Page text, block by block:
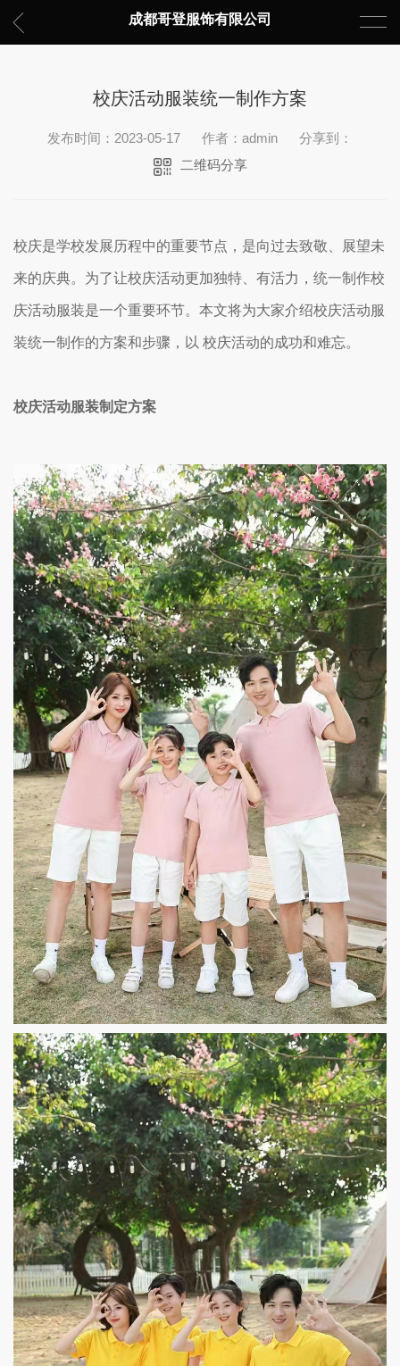
成都哥登服饰有限公司
校庆活动服装统一制作方案
发布时间：2023-05-17 作者：admin
分享到：
二维码分享
校庆是学校发展历程中的重要节点，是向过去致敬、展望未
来的庆典。为了让校庆活动更加独特、有活力，统一制作校
庆活动服装是一个重要环节。本文将为大家介绍校庆活动服
装统一制作的方案和步骤，以 校庆活动的成功和难忘。
校庆活动服装制定方案